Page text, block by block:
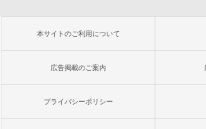
本サイトのご利用について
広告掲載のご案内
プライバシーポリシー